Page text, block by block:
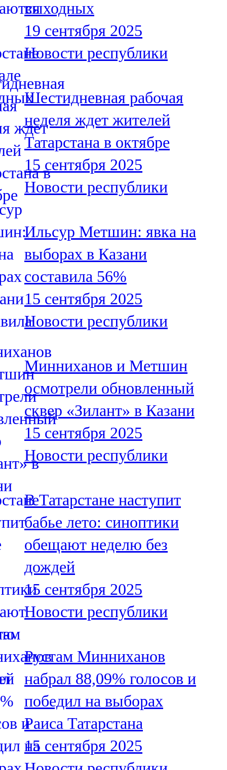
91,0 FM
Шәмәрдән
102,3 FM
Яңа чишмә
107,0 FM
Яр Чаллы
105,5 FM
выходных
19 сентября 2025
Новости республики
Шестидневная рабочая
неделя ждет жителей
Татарстана в октябре
15 сентября 2025
Новости республики
Ильсур Метшин: явка на
выборах в Казани
составила 56%
15 сентября 2025
Новости республики
Минниханов и Метшин
осмотрели обновленный
сквер «Зилант» в Казани
15 сентября 2025
Новости республики
В Татарстане наступит
бабье лето: синоптики
обещают неделю без
дождей
15 сентября 2025
Новости республики
Рустам Минниханов
набрал 88,09% голосов и
победил на выборах
Раиса Татарстана
15 сентября 2025